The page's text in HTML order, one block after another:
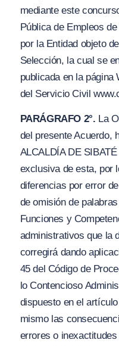
mediante este
Pública de Empleos
por la Entidad objeto
Selección, la cual se
publicada en la página
del Servicio Civil
PARÁGRAFO 2°. La
del presente Acuerdo,
ALCALDÍA DE
exclusiva de esta, por
diferencias por error
de omisión de
Funciones y
administrativos que la
corregirá dando
45 del Código de
lo Contencioso
dispuesto en el
mismo las
errores o